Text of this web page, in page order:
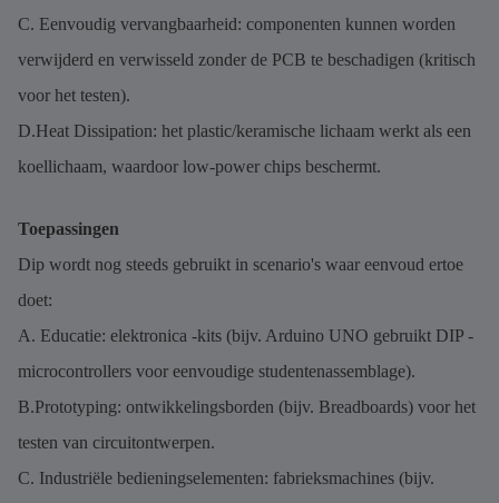
C. Eenvoudig vervangbaarheid: componenten kunnen worden
verwijderd en verwisseld zonder de PCB te beschadigen (kritisch
voor het testen).
D.Heat Dissipation: het plastic/keramische lichaam werkt als een
koellichaam, waardoor low-power chips beschermt.
Toepassingen
Dip wordt nog steeds gebruikt in scenario's waar eenvoud ertoe
doet:
A. Educatie: elektronica -kits (bijv. Arduino UNO gebruikt DIP -
microcontrollers voor eenvoudige studentenassemblage).
B.Prototyping: ontwikkelingsborden (bijv. Breadboards) voor het
testen van circuitontwerpen.
C. Industriële bedieningselementen: fabrieksmachines (bijv.